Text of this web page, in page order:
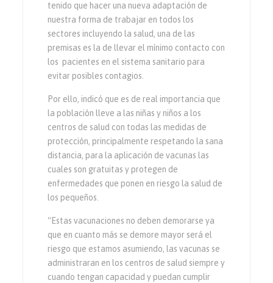
tenido que hacer una nueva adaptación de
nuestra forma de trabajar en todos los
sectores incluyendo la salud, una de las
premisas es la de llevar el mínimo contacto con
los pacientes en el sistema sanitario para
evitar posibles contagios.
Por ello, indicó que es de real importancia que
la población lleve a las niñas y niños a los
centros de salud con todas las medidas de
protección, principalmente respetando la sana
distancia, para la aplicación de vacunas las
cuales son gratuitas y protegen de
enfermedades que ponen en riesgo la salud de
los pequeños.
“Estas vacunaciones no deben demorarse ya
que en cuanto más se demore mayor será el
riesgo que estamos asumiendo, las vacunas se
administraran en los centros de salud siempre y
cuando tengan capacidad y puedan cumplir